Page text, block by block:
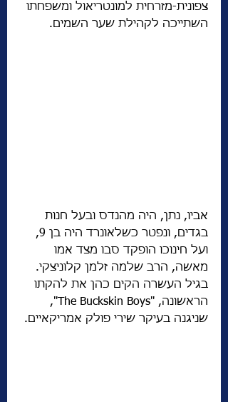
צפונית-מזרחית למונטריאול ומשפחתו
השתייכה לקהילת שער השמים.
אביו, נתן, היה מהנדס ובעל חנות
בגדים, ונפטר כשלאונרד היה בן 9,
ועל חינוכו הופקד סבו מצד אמו
מאשה, הרב שלמה זלמן קלוניצקי.
בגיל העשרה הקים כהן את להקתו
הראשונה, "The Buckskin Boys",
שניגנה בעיקר שירי פולק אמריקאיים.